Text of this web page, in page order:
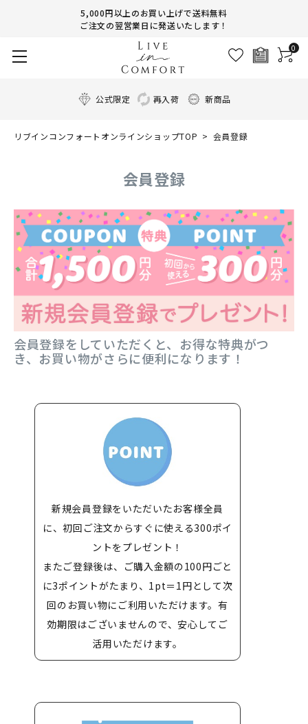
5,000円以上のお買い上げで送料無料
ご注文の翌営業日に発送いたします！
0
公式限定 再入荷 新商品
リブインコンフォートオンラインショップTOP 会員登録
会員登録
会員登録をしていただくと、お得な特典がつ
き、お買い物がさらに便利になります！
新規会員登録をいただいたお客様全員
に、初回ご注文からすぐに使える300ポイ
ントをプレゼント！
またご登録後は、ご購入金額の100円ごと
に3ポイントがたまり、1pt＝1円として次
回のお買い物にご利用いただけます。有
効期限はございませんので、安心してご
活用いただけます。